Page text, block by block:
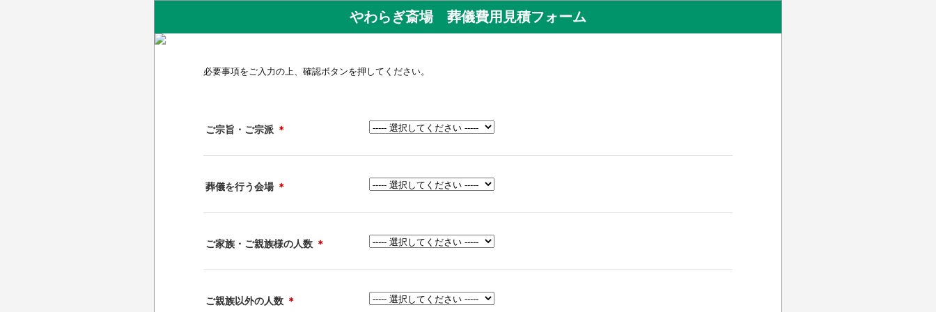
やわらぎ斎場 葬儀費用見積フォーム
必要事項をご入力の上、確認ボタンを押してください。
ご宗旨・ご宗派 ＊
葬儀を行う会場 ＊
ご家族・ご親族様の人数 ＊
ご親族以外の人数 ＊